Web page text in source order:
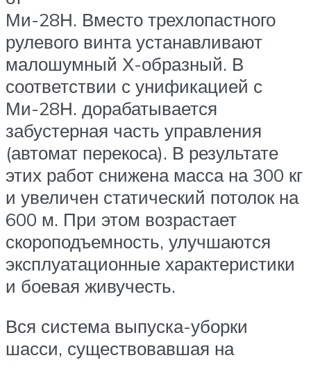
Ми-28Н. Вместо трехлопастного
рулевого винта устанавливают
малошумный Х-образный. В
соответствии с унификацией с
Ми-28Н. дорабатывается
забустерная часть управления
(автомат перекоса). В результате
этих работ снижена масса на 300 кг
и увеличен статический потолок на
600 м. При этом возрастает
скороподъемность, улучшаются
эксплуатационные характеристики
и боевая живучесть.
Вся система выпуска-уборки
шасси, существовавшая на